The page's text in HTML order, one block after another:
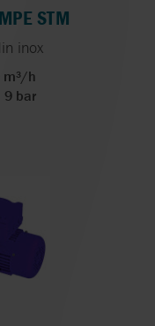
STM
inox
m³/h
9 bar